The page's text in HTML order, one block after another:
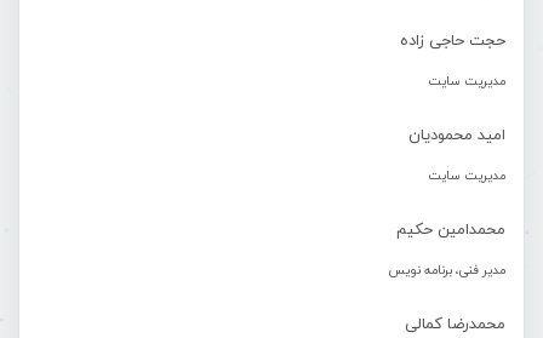
حجت حاجی زاده
مدیریت سایت
امید محمودیان
مدیریت سایت
محمدامین حکیم
مدیر فنی، برنامه نویس
محمدرضا کمالی